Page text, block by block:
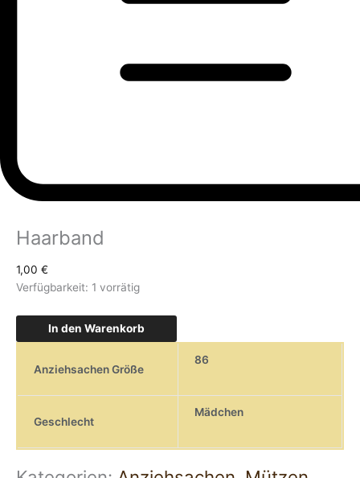
Haarband
1,00 €
Verfügbarkeit: 1 vorrätig
In den Warenkorb
Anziehsachen Größe
86
Geschlecht
Mädchen